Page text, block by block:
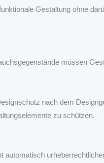
Gestaltung ohne
müssen
nach dem
zu schützen.
automatisch